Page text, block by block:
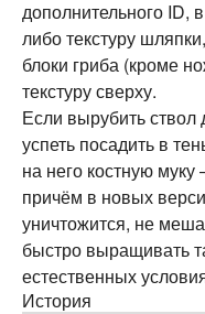
дополнительного ID,
либо текстуру
блоки гриба (кроме
текстуру сверху.
Если вырубить
успеть посадить в
на него костную муку
причём в новых
уничтожится, не
быстро выращивать
естественных
История